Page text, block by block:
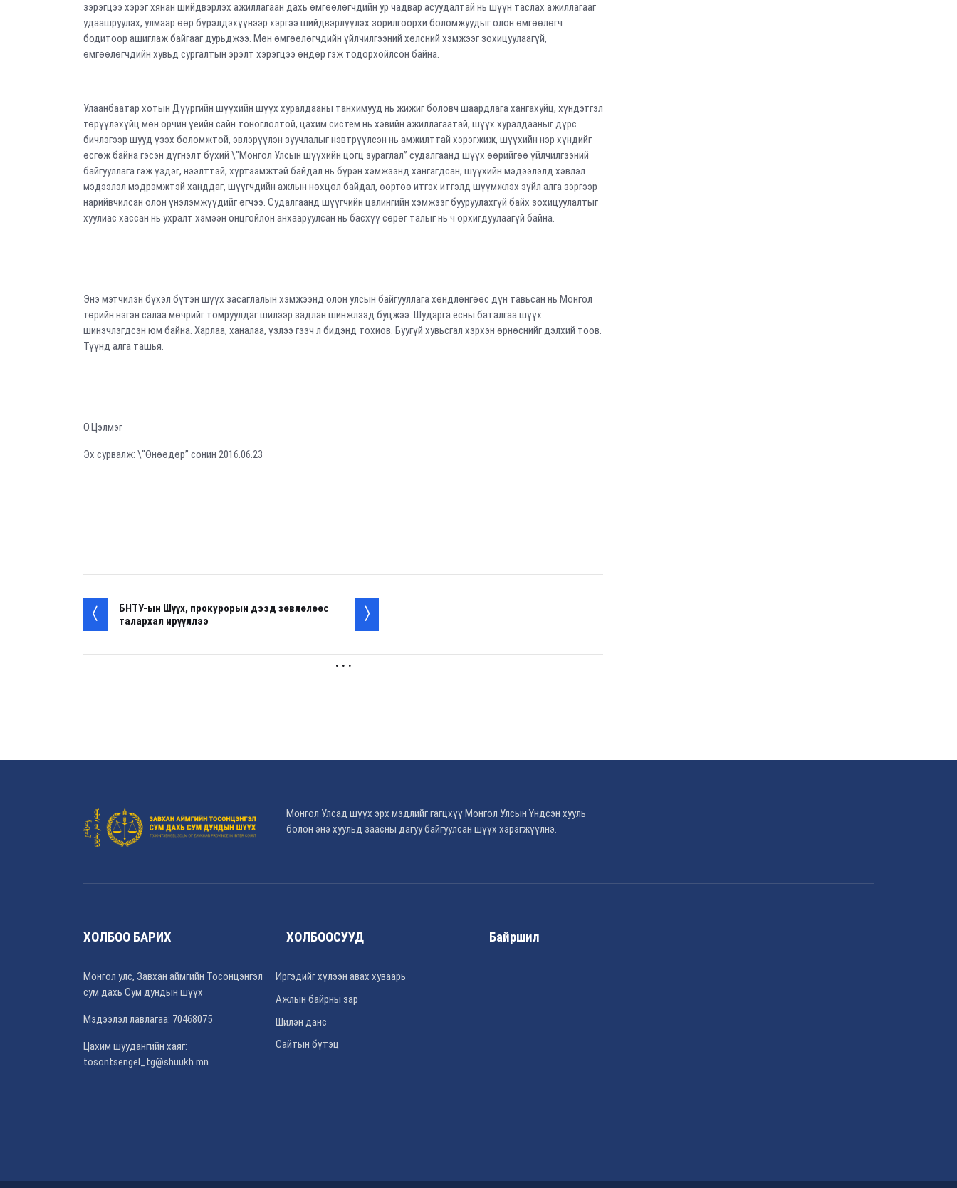
зэрэгцээ хэрэг хянан шийдвэрлэх ажиллагаан дахь өмгөөлөгчдийн ур чадвар асуудалтай нь шүүн таслах ажиллагааг
удаашруулах, улмаар өөр бүрэлдэхүүнээр хэргээ шийдвэрлүүлэх зорилгоорхи боломжуудыг олон өмгөөлөгч
бодитоор ашиглаж байгааг дурьджээ. Мөн өмгөөлөгчдийн үйлчилгээний хөлсний хэмжээг зохицуулаагүй,
өмгөөлөгчдийн хувьд сургалтын эрэлт хэрэгцээ өндөр гэж тодорхойлсон байна.
Улаанбаатар хотын Дүүргийн шүүхийн шүүх хуралдааны танхимууд нь жижиг боловч шаардлага хангахуйц, хүндэтгэл
төрүүлэхүйц мөн орчин үеийн сайн тоноглолтой, цахим систем нь хэвийн ажиллагаатай, шүүх хуралдааныг дүрс
бичлэгээр шууд үзэх боломжтой, эвлэрүүлэн зуучлалыг нэвтрүүлсэн нь амжилттай хэрэгжиж, шүүхийн нэр хүндийг
өсгөж байна гэсэн дүгнэлт бүхий \"Монгол Улсын шүүхийн цогц зураглал” судалгаанд шүүх өөрийгөө үйлчилгээний
байгууллага гэж үздэг, нээлттэй, хүртээмжтэй байдал нь бүрэн хэмжээнд хангагдсан, шүүхийн мэдээлэлд хэвлэл
мэдээлэл мэдрэмжтэй ханддаг, шүүгчдийн ажлын нөхцөл байдал, өөртөө итгэх итгэлд шүүмжлэх зүйл алга зэргээр
нарийвчилсан олон үнэлэмжүүдийг өгчээ. Судалгаанд шүүгчийн цалингийн хэмжээг бууруулахгүй байх зохицуулалтыг
хуулиас хассан нь ухралт хэмээн онцгойлон анхааруулсан нь басхүү сөрөг талыг нь ч орхигдуулаагүй байна.
Энэ мэтчилэн бүхэл бүтэн шүүх засаглалын хэмжээнд олон улсын байгууллага хөндлөнгөөс дүн тавьсан нь Монгол
төрийн нэгэн салаа мөчрийг томруулдаг шилээр задлан шинжлээд буцжээ. Шударга ёсны баталгаа шүүх
шинэчлэгдсэн юм байна. Харлаа, ханалаа, үзлээ гээч л бидэнд тохиов. Буугүй хувьсгал хэрхэн өрнөснийг дэлхий тоов.
Түүнд алга ташья.
О.Цэлмэг
Эх сурвалж: \"Өнөөдөр” сонин 2016.06.23
БНТУ-ын Шүүх, прокурорын дээд зөвлөлөөс
талархал ирүүллээ
. . .
Монгол Улсад шүүх эрх мэдлийг гагцхүү Монгол Улсын Үндсэн хууль
болон энэ хуульд заасны дагуу байгуулсан шүүх хэрэгжүүлнэ.
ХОЛБОО БАРИХ
Монгол улс, Завхан аймгийн Тосонцэнгэл
сум дахь Сум дундын шүүх
Мэдээлэл лавлагаа: 70468075
Цахим шуудангийн хаяг:
tosontsengel_tg@shuukh.mn
ХОЛБООСУУД
Иргэдийг хүлээн авах хуваарь
Ажлын байрны зар
Шилэн данс
Сайтын бүтэц
Байршил